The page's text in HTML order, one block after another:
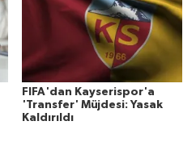
FIFA'dan Kayserispor'a
'Transfer' Müjdesi: Yasak
Kaldırıldı